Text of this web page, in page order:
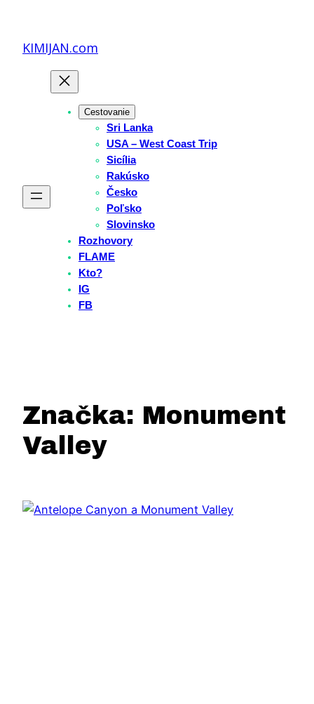
obsahKIMIJAN.com
Cestovanie
Sri Lanka
USA – West Coast Trip
Sicília
Rakúsko
Česko
Poľsko
Slovinsko
Rozhovory
FLAME
Kto?
IG
FB
Značka: Monument
Valley